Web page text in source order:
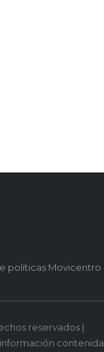
políticas Movicentro
reservados |
contenida